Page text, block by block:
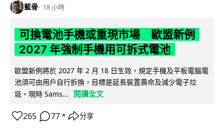
藍骨 18 小時
可換電池手機或重現市場 歐盟新例
2027 年強制手機用可拆式電池
歐盟新例將於 2027 年 2 月 18 日生效，規定手機及平板電腦電
池須可由用戶自行拆換，目標是延長裝置壽命及減少電子垃
圾。現時 Sams...
閱讀全文
265 77 ↗ 分享